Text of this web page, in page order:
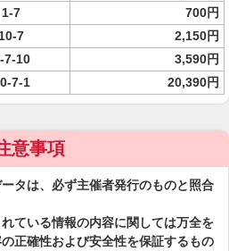
1-7
700円
10-7
2,150円
7-10
3,590円
7-1 20,390円
意事項
タは、必ず主催者発行のものと照合
ている情報の内容に関しては万全を
正確性および安全性を保証するもの